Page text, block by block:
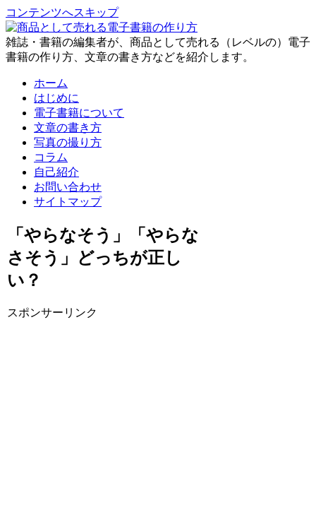
コンテンツへスキップ
雑誌・書籍の編集者が、商品として売れる（レベルの）電子
書籍の作り方、文章の書き方などを紹介します。
ホーム
はじめに
電子書籍について
文章の書き方
写真の撮り方
コラム
自己紹介
お問い合わせ
サイトマップ
「やらなそう」「やらな
さそう」どっちが正し
い？
スポンサーリンク